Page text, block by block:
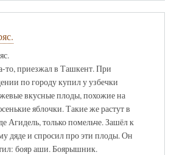
то, приезжал в Ташкент. При
по городу купил у узбечки
вкусные плоды, похожие на
яблочки. Такие же растут в
Агидель, только помельче. Зашёл к
дяде и спросил про эти плоды. Он
бояр аши. Боярышник.